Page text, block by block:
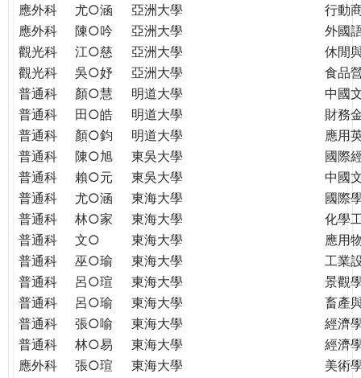
應外科
尤○涵 亞洲大學
行動
應外科
陳○吟 亞洲大學
外國
觀光科
江○慈 亞洲大學
休閒
觀光科
吳○妤 亞洲大學
食品
普通科
顏○慧 明道大學
中國
普通科
田○皓 明道大學
財務
普通科
顏○鈞 明道大學
應用
普通科
陳○旭 東吳大學
國際
普通科
賴○元 東吳大學
中國
普通科
尤○涵 東海大學
國際
普通科
林○家 東海大學
化學
普通科
文○ 東海大學
應用
普通科
巫○瑜 東海大學
工業
普通科
呂○瑄 東海大學
景觀
普通科
呂○瑜 東海大學
畜產
普通科
張○喻 東海大學
經濟
普通科
林○易 東海大學
經濟
應外科
張○瑄 東海大學
美術